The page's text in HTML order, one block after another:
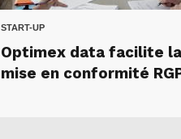
START-UP
Optimex data facilite la
mise en conformité